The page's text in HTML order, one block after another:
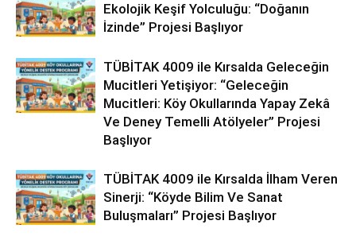
Ekolojik Keşif Yolculuğu: “Doğanın
İzinde” Projesi Başlıyor
TÜBİTAK 4009 ile Kırsalda Geleceğin
Mucitleri Yetişiyor: “Geleceğin
Mucitleri: Köy Okullarında Yapay Zekâ
Ve Deney Temelli Atölyeler” Projesi
Başlıyor
TÜBİTAK 4009 ile Kırsalda İlham Veren
Sinerji: “Köyde Bilim Ve Sanat
Buluşmaları” Projesi Başlıyor